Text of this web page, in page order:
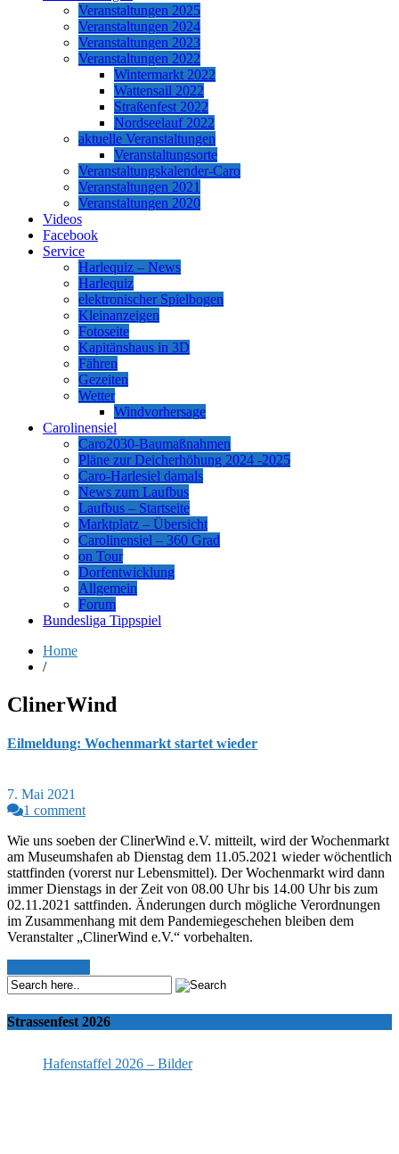
Veranstaltungen 2025
Veranstaltungen 2024
Veranstaltungen 2023
Veranstaltungen 2022
Wintermarkt 2022
Wattensail 2022
Straßenfest 2022
Nordseelauf 2022
aktuelle Veranstaltungen
Veranstaltungsorte
Veranstaltungskalender-Caro
Veranstaltungen 2021
Veranstaltungen 2020
Videos
Facebook
Service
Harlequiz – News
Harlequiz
elektronischer Spielbogen
Kleinanzeigen
Fotoseite
Kapitänshaus in 3D
Fähren
Gezeiten
Wetter
Windvorhersage
Carolinensiel
Caro2030-Baumaßnahmen
Pläne zur Deicherhöhung 2024 -2025
Caro-Harlesiel damals
News zum Laufbus
Laufbus – Startseite
Marktplatz – Übersicht
Carolinensiel – 360 Grad
on Tour
Dorfentwicklung
Allgemein
Forum
Bundesliga Tippspiel
Home
/
ClinerWind
Eilmeldung: Wochenmarkt startet wieder
7. Mai 2021
1 comment
Wie uns soeben der ClinerWind e.V. mitteilt, wird der Wochenmarkt
am Museumshafen ab Dienstag dem 11.05.2021 wieder wöchentlich
stattfinden (vorerst nur Lebensmittel). Der Wochenmarkt wird dann
immer Dienstags in der Zeit von 08.00 Uhr bis 14.00 Uhr bis zum
02.11.2021 sattfinden. Änderungen durch mögliche Verordnungen
im Zusammenhang mit dem Pandemiegeschehen bleiben dem
Veranstalter „ClinerWind e.V.“ vorbehalten.
Strassenfest 2026
Hafenstaffel 2026 – Bilder